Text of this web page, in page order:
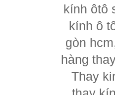
kính ôtô
kính ô
gòn
hàng
Thay